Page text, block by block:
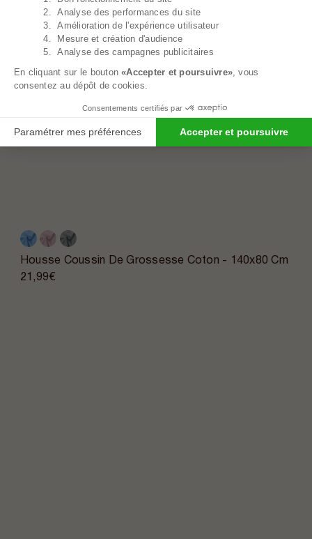
Housse Coussin De Grossesse Coton - 140x80 Cm
21,99€
2. Analyse des performances du site
3. Amélioration de l'expérience utilisateur
4. Mesure et création d'audience
5. Analyse des campagnes publicitaires
En cliquant sur le bouton«Accepter et poursuivre» , vous
consentez au dépôt de cookies.
Consentements certifiés par
Paramétrer mes préférences Accepter et poursuivre